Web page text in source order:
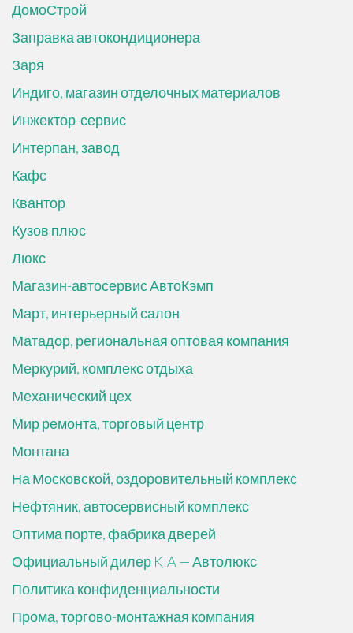
ДомоСтрой
Заправка автокондиционера
Заря
Индиго, магазин отделочных материалов
Инжектор-сервис
Интерпан, завод
Кафс
Квантор
Кузов плюс
Люкс
Магазин-автосервис АвтоКэмп
Март, интерьерный салон
Матадор, региональная оптовая компания
Меркурий, комплекс отдыха
Механический цех
Мир ремонта, торговый центр
Монтана
На Московской, оздоровительный комплекс
Нефтяник, автосервисный комплекс
Оптима порте, фабрика дверей
Официальный дилер KIA — Автолюкс
Политика конфиденциальности
Прома, торгово-монтажная компания